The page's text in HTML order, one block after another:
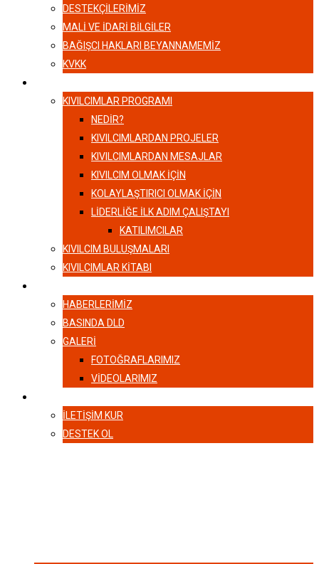
DESTEKÇILERIMIZ
MALI VE İDARI BILGILER
BAĞIŞCI HAKLARI BEYANNAMEMIZ
KVKK
KIVILCIMLAR PROGRAMI
NEDİR?
KIVILCIMLARDAN PROJELER
KIVILCIMLARDAN MESAJLAR
KIVILCIM OLMAK İÇİN
KOLAYLAŞTIRICI OLMAK İÇİN
LIDERLIĞE İLK ADIM ÇALIŞTAYI
KATILIMCILAR
KIVILCIM BULUŞMALARI
KIVILCIMLAR KITABI
HABERLERIMIZ
BASINDA DLD
GALERI
FOTOĞRAFLARIMIZ
VIDEOLARIMIZ
İLETIŞIM KUR
DESTEK OL